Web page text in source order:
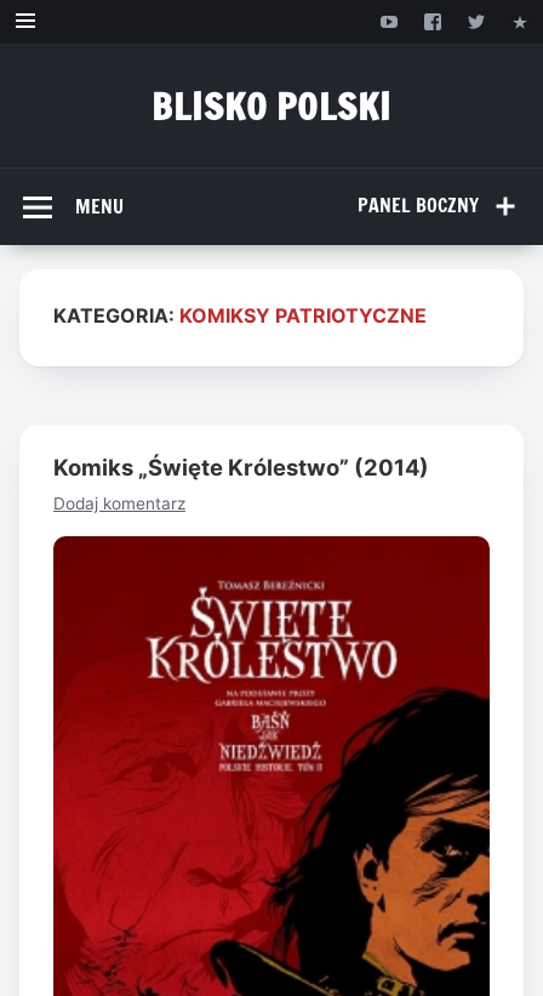
Przejdź
BLISKO POLSKI
PANEL BOCZNY
MENU
KATEGORIA: KOMIKSY PATRIOTYCZNE
Komiks „Święte Królestwo” (2014)
Dodaj komentarz